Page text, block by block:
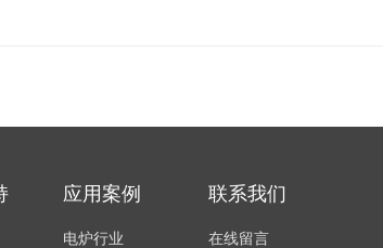
应用案例
电炉行业
联系我们
在线留言